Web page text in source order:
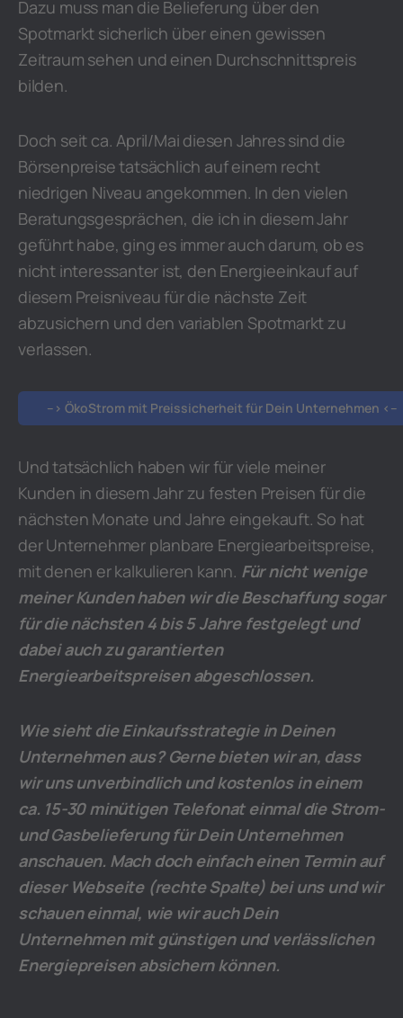
Dazu muss man die Belieferung über den
Spotmarkt sicherlich über einen gewissen
Zeitraum sehen und einen Durchschnittspreis
bilden.
Doch seit ca. April/Mai diesen Jahres sind die
Börsenpreise tatsächlich auf einem recht
niedrigen Niveau angekommen. In den vielen
Beratungsgesprächen, die ich in diesem Jahr
geführt habe, ging es immer auch darum, ob es
nicht interessanter ist, den Energieeinkauf auf
diesem Preisniveau für die nächste Zeit
abzusichern und den variablen Spotmarkt zu
verlassen.
–> ÖkoStrom mit Preissicherheit für Dein Unternehmen <–
Und tatsächlich haben wir für viele meiner
Kunden in diesem Jahr zu festen Preisen für die
nächsten Monate und Jahre eingekauft. So hat
der Unternehmer planbare Energiearbeitspreise,
mit denen er kalkulieren kann. Für nicht wenige
meiner Kunden haben wir die Beschaffung sogar
für die nächsten 4 bis 5 Jahre festgelegt und
dabei auch zu garantierten
Energiearbeitspreisen abgeschlossen.
Wie sieht die Einkaufsstrategie in Deinen
Unternehmen aus? Gerne bieten wir an, dass
wir uns unverbindlich und kostenlos in einem
ca. 15-30 minütigen Telefonat einmal die Strom-
und Gasbelieferung für Dein Unternehmen
anschauen. Mach doch einfach einen Termin auf
dieser Webseite (rechte Spalte) bei uns und wir
schauen einmal, wie wir auch Dein
Unternehmen mit günstigen und verlässlichen
Energiepreisen absichern können.